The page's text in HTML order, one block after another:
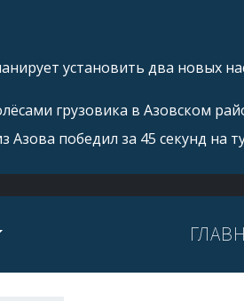
установить два новых
грузовика в Азовском
Азова победил за 45 секунд на